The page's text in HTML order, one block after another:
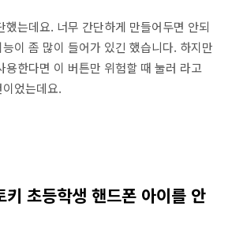
했는데요. 너무 간단하게 만들어두면 안되
이 좀 많이 들어가 있긴 했습니다. 하지만
용한다면 이 버튼만 위험할 때 눌러 라고
었는데요.
키 초등학생 핸드폰 아이를 안